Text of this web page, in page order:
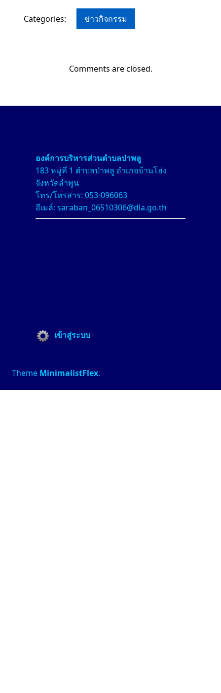
Categories: ข่าวกิจกรรม
Comments are closed.
องค์การบริหารส่วนตำบลป่าพลู
183 หมู่ที่ 1 ตำบลป่าพลู อำเภอบ้านโฮ่ง
จังหวัดลำพูน
โทร/โทรสาร: 053-096063
อีเมล์: saraban_06510306@dla.go.th
เข้าสู่ระบบ
Theme MinimalistFlex.